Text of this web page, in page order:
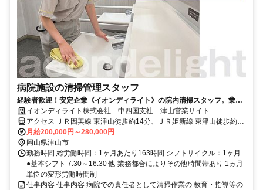
病院施設の清掃管理スタッフ
経験者歓迎！安定企業《イオンディライト》の院内清掃スタッフ。業界
未経験もOK！年間休日121日
イオンディライト株式会社 中四国支社 津山営業サイト
アクセス ＪＲ因美線 東津山徒歩約14分、ＪＲ姫新線 東津山徒歩約14
分、ＪＲ因美線/ＪＲ姫新線 高野（岡山県）徒歩約42分
月給200,000円～280,000円
岡山県津山市
勤務時間 総労働時間：1ヶ月あたり163時間 シフトサイクル：1ヶ月
●基本シフト 7:30～16:30 他 業務都合によりその他時間帯あり 1ヵ月
単位の変形労働時間制
仕事内容 仕事内容 病院での責任者として清掃作業の 教育・指導等の